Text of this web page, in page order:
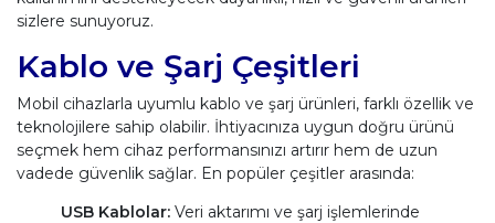
sizlere sunuyoruz.
Kablo ve Şarj Çeşitleri
Mobil cihazlarla uyumlu kablo ve şarj ürünleri, farklı özellik ve
teknolojilere sahip olabilir. İhtiyacınıza uygun doğru ürünü
seçmek hem cihaz performansınızı artırır hem de uzun
vadede güvenlik sağlar. En popüler çeşitler arasında:
USB Kablolar: Veri aktarımı ve şarj işlemlerinde